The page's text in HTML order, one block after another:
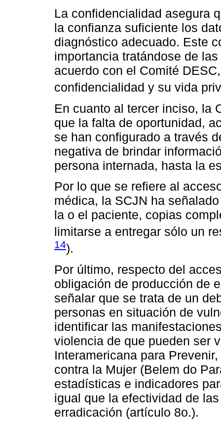
La confidencialidad asegura
la confianza suficiente los
diagnóstico adecuado. Este
importancia tratándose de
acuerdo con el Comité
confidencialidad y su vida
En cuanto al tercer inciso, la
que la falta de oportunidad,
se han configurado a través
negativa de brindar
persona internada, hasta la
Por lo que se refiere al
médica, la SCJN ha
la o el paciente, copias
limitarse a entregar sólo un
14).
Por último, respecto del
obligación de producción de
señalar que se trata de un
personas en situación de
identificar las
violencia de que pueden ser
Interamericana para
contra la Mujer (Belem do
estadísticas e indicadores
igual que la efectividad de
erradicación (artículo 8o.).